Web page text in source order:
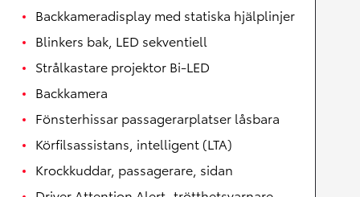
Backkameradisplay med statiska hjälplinjer
Blinkers bak, LED sekventiell
Strålkastare projektor Bi-LED
Backkamera
Fönsterhissar passagerarplatser låsbara
Körfilsassistans, intelligent (LTA)
Krockkuddar, passagerare, sidan